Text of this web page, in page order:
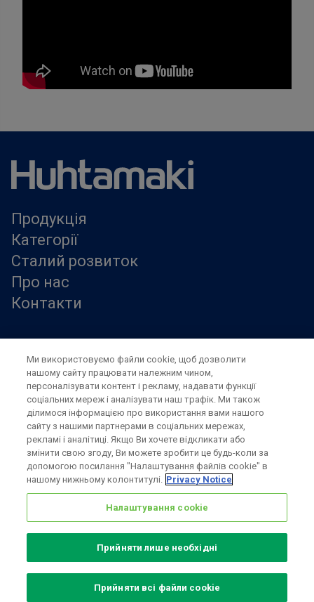
Продукція
Категорії
Сталий розвиток
Про нас
Контакти
Modern slavery statement
Конфіденційність
Положення та умови
Налаштування cookie
Also of interest
Sustainable Packaging Solutions
Global supplier of food and beverage packaging
Ми використовуємо файли cookie, щоб дозволити
нашому сайту працювати належним чином,
персоналізувати контент і рекламу, надавати функції
соціальних мереж і аналізувати наш трафік. Ми також
ділимося інформацією про використання вами нашого
сайту з нашими партнерами в соціальних мережах,
рекламі і аналітиці. Якщо Ви хочете відкликати або
змінити свою згоду, Ви можете зробити це будь-коли за
допомогою посилання "Налаштування файлів cookie" в
нашому нижньому колонтитулі. Privacy Notice
Налаштування cookie
Прийняти лише необхідні
Прийняти всі файли сookie